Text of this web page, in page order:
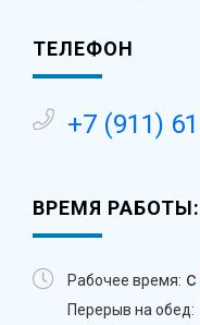
ТЕЛЕФОН
+7 (911)
ВРЕМЯ РАБОТЫ:
Рабочее время: с
Перерыв на обед: